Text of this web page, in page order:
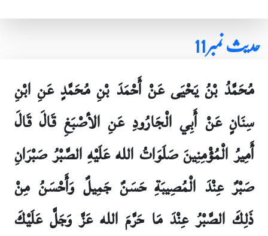
حدیث نمبر 11
مُحَمَّدُ بْنُ يَحْيَى عَنْ أَحْمَدَ بْنِ مُحَمَّدٍ عَنِ ابْنِ
سِنَانٍ عَنْ أَبِي الْجَارُودِ عَنِ الأصْبَغِ قَالَ قَالَ
أَمِيرُ الْمُؤْمِنِينَ صَلَوَاتُ الله عَلَيْهِ الصَّبْرُ صَبْرَانِ
صَبْرٌ عِنْدَ الْمُصِيبَةِ حَسَنٌ جَمِيلٌ وَأَحْسَنُ مِنْ
ذَلِكَ الصَّبْرُ عِنْدَ مَا حَرَّمَ الله عَزَّ وَجَلَّ عَلَيْكَ